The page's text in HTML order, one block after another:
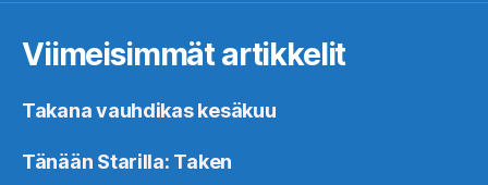
Viimeisimmät artikkelit
Takana vauhdikas kesäkuu
Tänään Starilla: Taken